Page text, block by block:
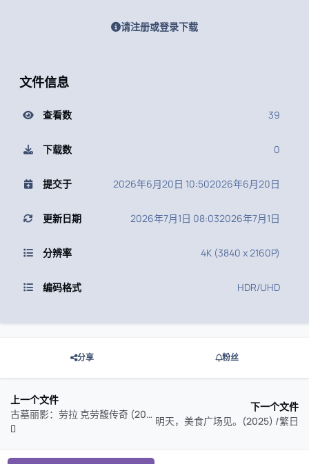
请注册或登录下载
文件信息
查看数 39
下载数 0
提交于 2026年6月20日 10:502026年6月20日
更新日期 2026年7月1日 08:032026年7月1日
分辨率 4K (3840 x 2160P)
编码格式 HDR/UHD
分享 粉丝
上一个文件
古墓丽影：劳拉 克劳馥传奇 (2024) 英日多音轨
下一个文件
明天，美食广场见。(2025) /繁日